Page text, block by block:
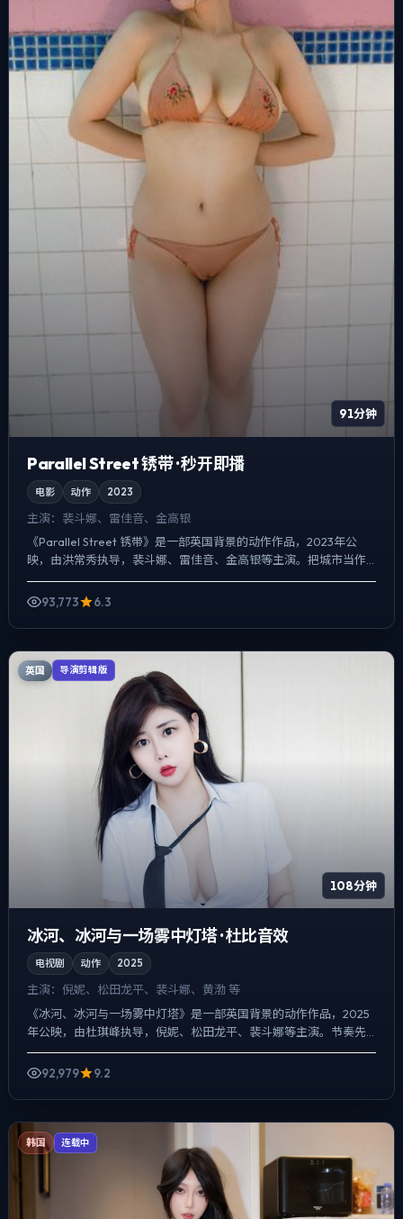
91分钟
Parallel Street 锈带 · 秒开即播
电影 动作 2023
主演： 裴斗娜、雷佳音、金高银
《Parallel Street 锈带》是一部英国背景的动作作品，2023年公
映，由洪常秀执导，裴斗娜、雷佳音、金高银等主演。把城市当作
93,773
6.3
英国 导演剪辑版
108分钟
冰河、冰河与一场雾中灯塔 · 杜比音效
电视剧 动作 2025
主演： 倪妮、松田龙平、裴斗娜、黄渤 等
《冰河、冰河与一场雾中灯塔》是一部英国背景的动作作品，2025
年公映，由杜琪峰执导，倪妮、松田龙平、裴斗娜等主演。节奏先
抑后扬，前半段铺陈日常，后半段陡然收紧，悬疑外壳下，更想...
92,979
9.2
韩国 连载中